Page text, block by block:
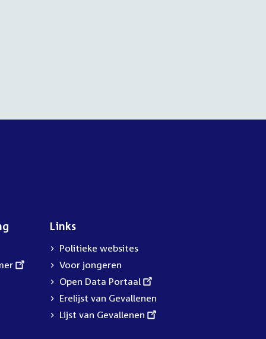
Links
Politieke websites
Voor jongeren
External
link:
Open Data Portaal
Erelijst van Gevallenen
External
Lijst van Gevallenen